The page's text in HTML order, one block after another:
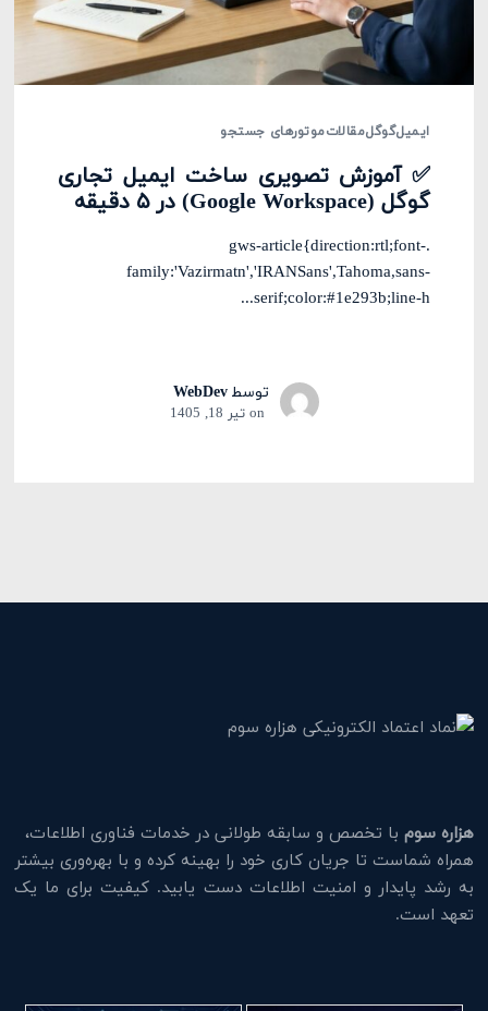
ایمیلگوگلمقالاتموتورهای جستجو
✅ آموزش تصویری ساخت ایمیل تجاری
گوگل (Google Workspace) در ۵ دقیقه
.gws-article{direction:rtl;font-
family:'Vazirmatn','IRANSans',Tahoma,sans-
serif;color:#1e293b;line-h...
توسطWebDev
on تیر 18, 1405
هزاره سوم با تخصص و سابقه طولانی در خدمات فناوری اطلاعات،
همراه شماست تا جریان کاری خود را بهینه کرده و با بهره‌وری بیشتر
به رشد پایدار و امنیت اطلاعات دست یابید. کیفیت برای ما یک
تعهد است.